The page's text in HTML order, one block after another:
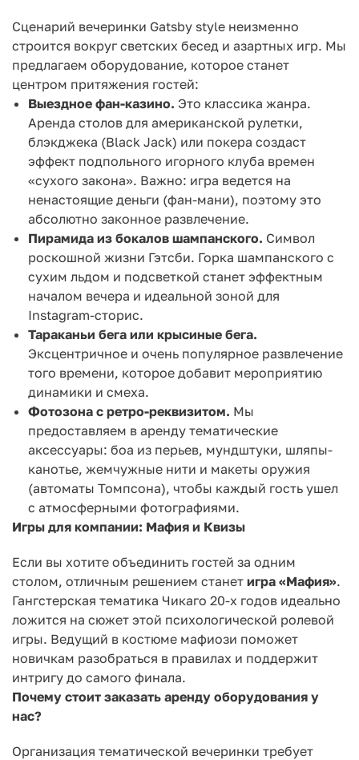
Сценарий вечеринки Gatsby style неизменно
строится вокруг светских бесед и азартных игр. Мы
предлагаем оборудование, которое станет
центром притяжения гостей:
Выездное фан-казино. Это классика жанра.
Аренда столов для американской рулетки,
блэкджека (Black Jack) или покера создаст
эффект подпольного игорного клуба времен
«сухого закона». Важно: игра ведется на
ненастоящие деньги (фан-мани), поэтому это
абсолютно законное развлечение.
Пирамида из бокалов шампанского. Символ
роскошной жизни Гэтсби. Горка шампанского с
сухим льдом и подсветкой станет эффектным
началом вечера и идеальной зоной для
Instagram-сторис.
Тараканьи бега или крысиные бега.
Эксцентричное и очень популярное развлечение
того времени, которое добавит мероприятию
динамики и смеха.
Фотозона с ретро-реквизитом. Мы
предоставляем в аренду тематические
аксессуары: боа из перьев, мундштуки, шляпы-
канотье, жемчужные нити и макеты оружия
(автоматы Томпсона), чтобы каждый гость ушел
с атмосферными фотографиями.
Игры для компании: Мафия и Квизы
Если вы хотите объединить гостей за одним
столом, отличным решением станет игра «Мафия».
Гангстерская тематика Чикаго 20-х годов идеально
ложится на сюжет этой психологической ролевой
игры. Ведущий в костюме мафиози поможет
новичкам разобраться в правилах и поддержит
интригу до самого финала.
Почему стоит заказать аренду оборудования у
нас?
Организация тематической вечеринки требует